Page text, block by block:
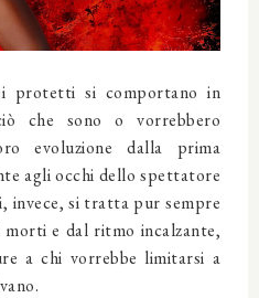
protetti si comportano in
che sono o vorrebbero
evoluzione dalla prima
agli occhi dello spettatore
invece, si tratta pur sempre
e dal ritmo incalzante,
a chi vorrebbe limitarsi a